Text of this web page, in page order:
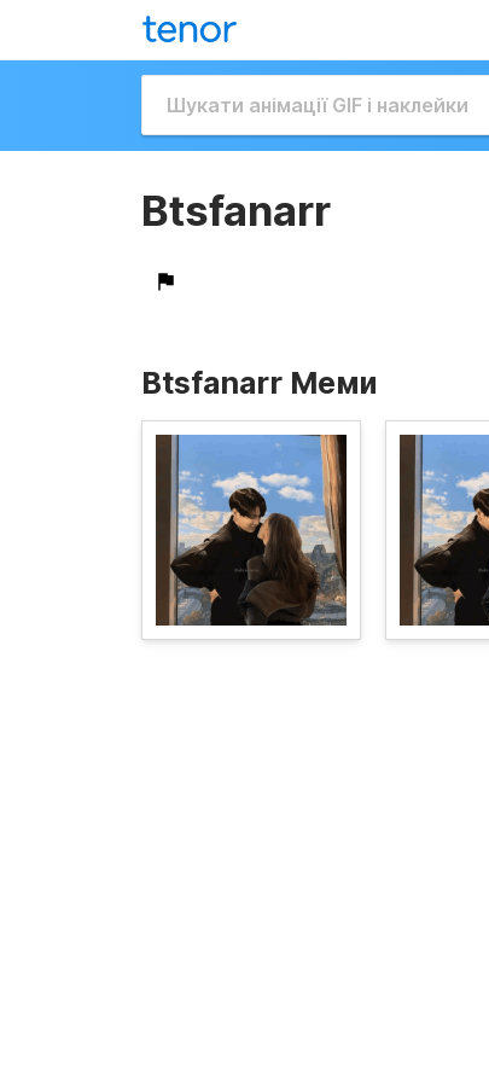
Btsfanarr
Btsfanarr Меми